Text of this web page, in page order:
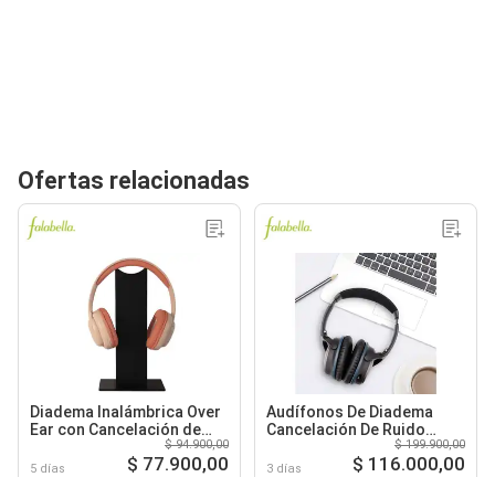
Ofertas relacionadas
Diadema Inalámbrica Over
Ear con Cancelación de
5 días
$ 94.900,00
$ 77.900,00
Audífonos De Diadema
Cancelación De Ruido
3 días
$ 199.900,00
$ 116.000,00